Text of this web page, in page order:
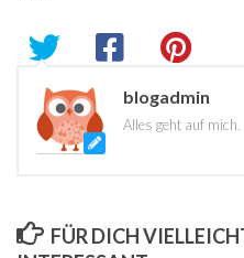
blogadmin
Alles geht auf mich.
FÜR DICH